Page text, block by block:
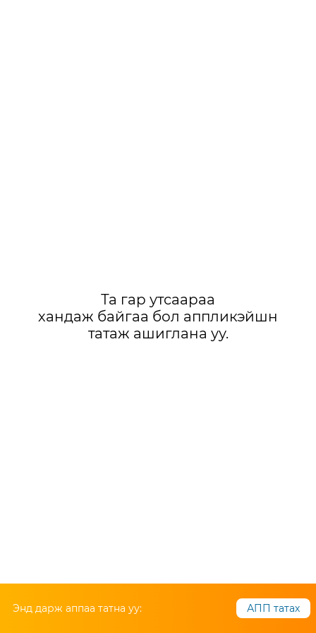
Та гар утсаараа
хандаж байгаа бол аппликэйшн
татаж ашиглана уу.
Энд дарж аппаа татна уу: АПП татах